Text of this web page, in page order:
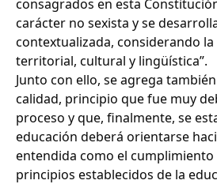
consagrados en esta
carácter no sexista y se
contextualizada, considerando
territorial, cultural y lingüística”.
Junto con ello, se agrega
calidad, principio que fue muy
proceso y que, finalmente, se
educación deberá orientarse
entendida como el cumplimiento
principios establecidos de la